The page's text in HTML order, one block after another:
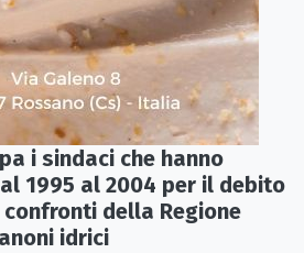
i sindaci che hanno
1995 al 2004 per il debito
della Regione
idrici